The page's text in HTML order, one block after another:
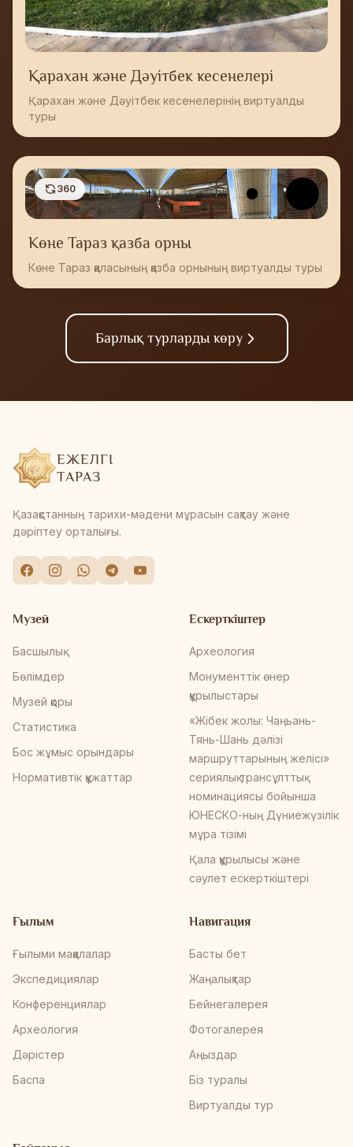
Қарахан және Дәуітбек кесенелері
Қарахан және Дәуітбек кесенелерінің виртуалды
туры
360
Көне Тараз қазба орны
Көне Тараз қаласының қазба орнының виртуалды туры
Барлық турларды көру
ЕЖЕЛГІ
ТАРАЗ
Қазақстанның тарихи-мәдени мұрасын сақтау және
дәріптеу орталығы.
Музей
Басшылық
Бөлімдер
Музей қоры
Статистика
Бос жұмыс орындары
Нормативтік құжаттар
Ескерткіштер
Археология
Монументтік өнер
құрылыстары
«Жібек жолы: Чаңьань-
Тянь-Шань дәлізі
маршруттарының желісі»
сериялық трансұлттық
номинациясы бойынша
ЮНЕСКО-ның Дүниежүзілік
мұра тізімі
Қала құрылысы және
сәулет ескерткіштері
Ғылым
Ғылыми мақалалар
Экспедициялар
Конференциялар
Археология
Дәрістер
Баспа
Навигация
Басты бет
Жаңалықтар
Бейнегалерея
Фотогалерея
Аңыздар
Біз туралы
Виртуалды тур